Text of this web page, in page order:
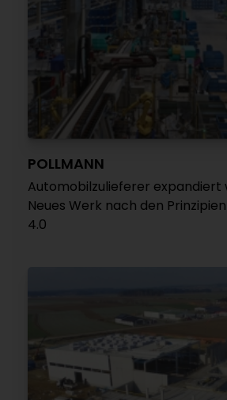
POLLMANN
Automobilzulieferer expandiert
Neues Werk nach den
4.0